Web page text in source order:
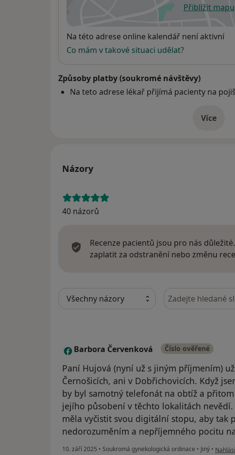
Přiblížit mapu
se
Dostupnost
Na této adrese online kalendář není aktivní
Co mám v takové situaci udělat?
Způsoby platby (soukromé návštěvy)
Na teto adrese lékař přijímá pacienty na
Víceo adrese
Názory
40 názorů
Recenze pacientů jsou pro nás
zaplatit za odstranění nebo změnu
Hledejte v názorech
B Barbora Červenková Číslo ověřené
Paní Hujová (nyní už s jiným příjmením)
Černošicích, ani v Dobřichovicích. Když
by byl samotný telefonát na obtíž a
jejího působení v těchto lokalitách
měla vyčistit svou digitální stopu, aby tak
nedorozuměním a nepříjemného pocitu
10. září 2025 • Soukromá gynekologická ordinace • Jiný • podle